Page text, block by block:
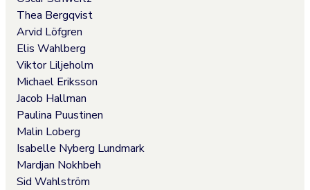
Thea Bergqvist
Arvid Löfgren
Elis Wahlberg
Viktor Liljeholm
Michael Eriksson
Jacob Hallman
Paulina Puustinen
Malin Loberg
Isabelle Nyberg Lundmark
Mardjan Nokhbeh
Sid Wahlström